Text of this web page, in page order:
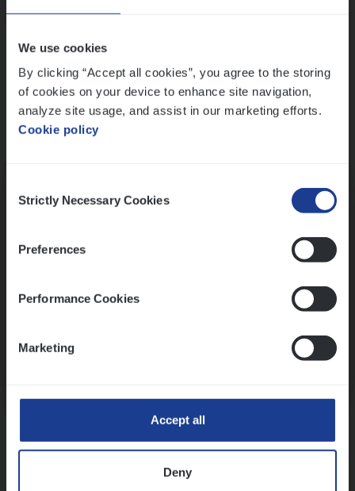
We use cookies
By clicking “Accept all cookies”, you agree to the storing
of cookies on your device to enhance site navigation,
analyze site usage, and assist in our marketing efforts.
Cookie policy
Selection
Strictly Necessary Cookies
Preferences
Performance Cookies
Marketing
Accept all
Deny